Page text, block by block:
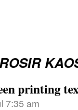
printing
7:35 am